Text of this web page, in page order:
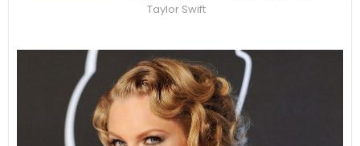
Taylor Swift